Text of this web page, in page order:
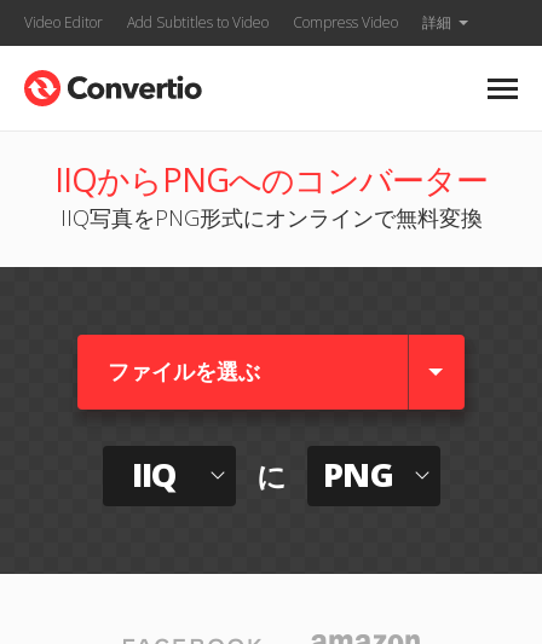
Video Editor Add Subtitles to Video Compress Video 詳細
IIQからPNGへのコンバーター
IIQ写真をPNG形式にオンラインで無料変換
ファイルを選ぶ
IIQ に PNG